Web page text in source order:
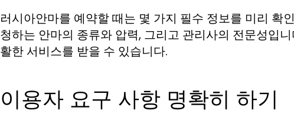
러시아안마를 예약할 때는 몇 가지 필수 정보를 미리 확
청하는 안마의 종류와 압력, 그리고 관리사의 전문성입
활한 서비스를 받을 수 있습니다.
이용자 요구 사항 명확히 하기